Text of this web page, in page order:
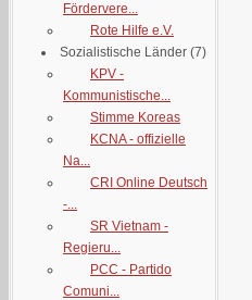
Fördervere...
Rote Hilfe e.V.
Sozialistische Länder (7)
KPV -
Kommunistische...
Stimme Koreas
KCNA - offizielle
Na...
CRI Online Deutsch
-...
SR Vietnam -
Regieru...
PCC - Partido
Comuni...